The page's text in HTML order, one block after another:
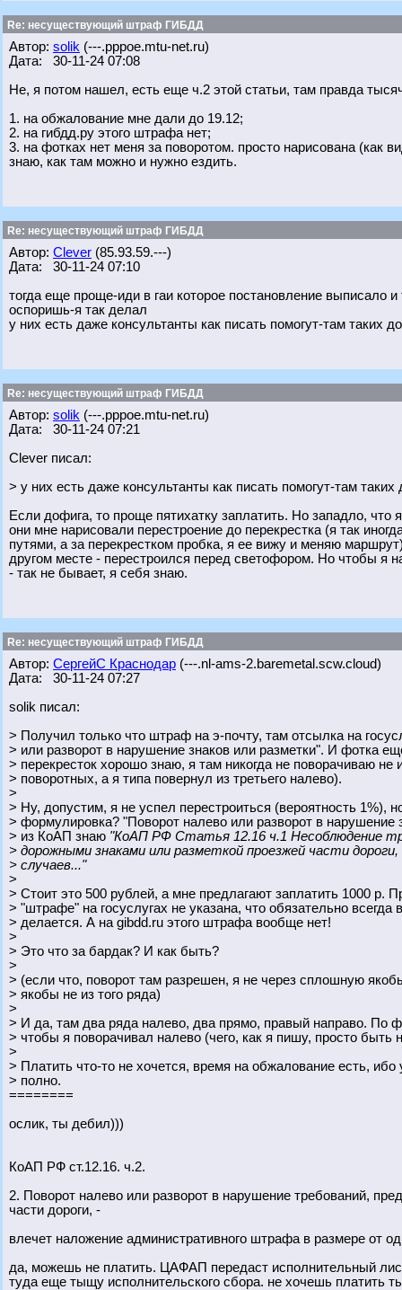
Re: несуществующий штраф ГИБДД
Автор: solik (---.pppoe.mtu-net.ru)
Дата: 30-11-24 07:08
Не, я потом нашел, есть еще ч.2 этой статьи, там правда
1. на обжалование мне дали до 19.12;
2. на гибдд.ру этого штрафа нет;
3. на фотках нет меня за поворотом. просто нарисована (как
знаю, как там можно и нужно ездить.
Re: несуществующий штраф ГИБДД
Автор: Clever (85.93.59.---)
Дата: 30-11-24 07:10
тогда еще проще-иди в гаи которое постановление выписало
оспоришь-я так делал
у них есть даже консультанты как писать помогут-там таких
Re: несуществующий штраф ГИБДД
Автор: solik (---.pppoe.mtu-net.ru)
Дата: 30-11-24 07:21
Clever писал:
> у них есть даже консультанты как писать помогут-там
Если дофига, то проще пятихатку заплатить. Но западло, что
они мне нарисовали перестроение до перекрестка (я так
путями, а за перекрестком пробка, я ее вижу и меняю
другом месте - перестроился перед светофором. Но чтобы я
- так не бывает, я себя знаю.
Re: несуществующий штраф ГИБДД
Автор: СергейС Краснодар (---.nl-ams-2.baremetal.scw.cloud)
Дата: 30-11-24 07:27
solik писал:
> Получил только что штраф на э-почту, там отсылка на
> или разворот в нарушение знаков или разметки". И фотка
> перекресток хорошо знаю, я там никогда не поворачиваю не
> поворотных, а я типа повернул из третьего налево).
>
> Ну, допустим, я не успел перестроиться (вероятность 1%),
> формулировка? "Поворот налево или разворот в нарушение
> из КоАП знаю "КоАП РФ Статья 12.16 ч.1 Несоблюдение
> дорожными знаками или разметкой проезжей части дороги,
> случаев..."
>
> Стоит это 500 рублей, а мне предлагают заплатить 1000 р.
> "штрафе" на госуслугах не указана, что обязательно всегда
> делается. А на gibdd.ru этого штрафа вообще нет!
>
> Это что за бардак? И как быть?
>
> (если что, поворот там разрешен, я не через сплошную
> якобы не из того ряда)
>
> И да, там два ряда налево, два прямо, правый направо. По
> чтобы я поворачивал налево (чего, как я пишу, просто быть
>
> Платить что-то не хочется, время на обжалование есть,
> полно.
========
ослик, ты дебил)))
КоАП РФ ст.12.16. ч.2.
2. Поворот налево или разворот в нарушение требований,
части дороги, -
влечет наложение административного штрафа в размере от
да, можешь не платить. ЦАФАП передаст исполнительный
туда еще тыщу исполнительского сбора. не хочешь платить